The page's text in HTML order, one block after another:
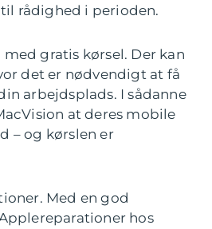
rådighed i perioden.
gratis kørsel. Der kan
det er nødvendigt at få
arbejdsplads. I sådanne
at deres mobile
– og kørslen er
Med en god
hos